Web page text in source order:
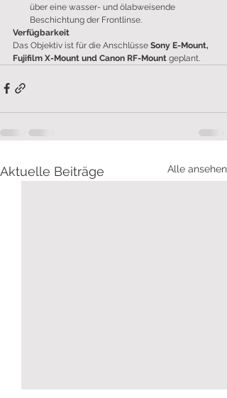
über eine wasser- und ölabweisende
Beschichtung der Frontlinse.
Verfügbarkeit
Das Objektiv ist für die Anschlüsse Sony E-Mount,
Fujifilm X-Mount und Canon RF-Mount geplant.
Aktuelle Beiträge Alle ansehen